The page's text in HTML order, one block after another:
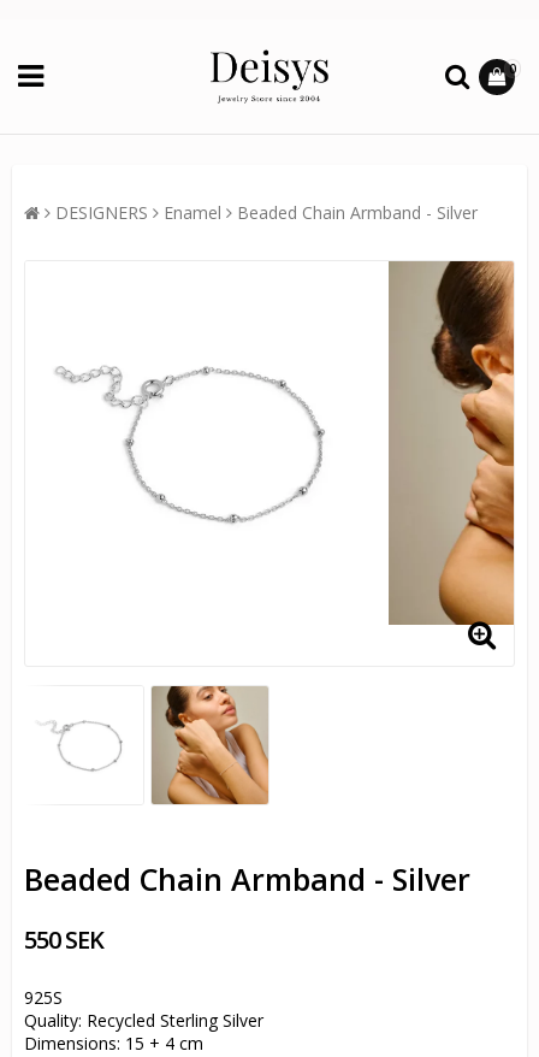
0
DESIGNERS Enamel Beaded Chain Armband - Silver
Beaded Chain Armband - Silver
550 SEK
925S
Quality: Recycled Sterling Silver
Dimensions: 15 + 4 cm